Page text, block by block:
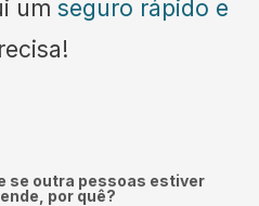
um seguro rápido e
se outra pessoas estiver
por quê?